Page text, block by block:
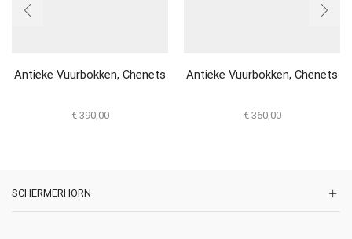
Antieke Vuurbokken, Chenets
€390,00
Antieke Vuurbokken, Chenets
€360,00
SCHERMERHORN